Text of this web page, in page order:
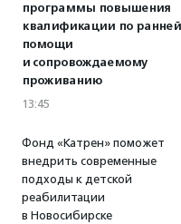
программы повышения
квалификации по ранней
помощи
и сопровождаемому
проживанию
13:45
Фонд «Катрен» поможет
внедрить современные
подходы к детской
реабилитации
в Новосибирске